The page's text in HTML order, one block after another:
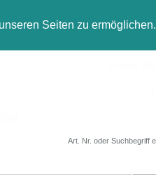
Seiten zu ermöglichen.